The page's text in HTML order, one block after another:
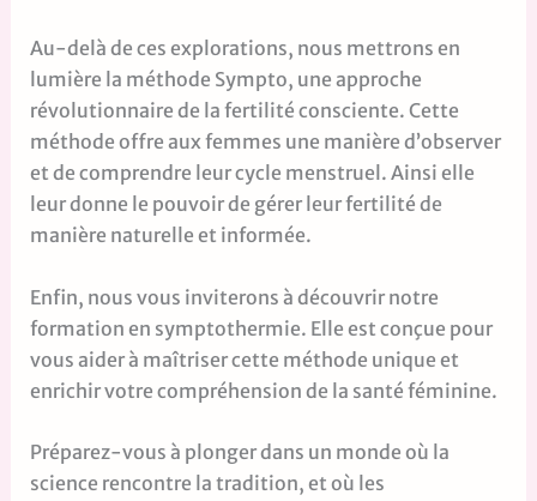
Au-delà de ces explorations, nous mettrons en
lumière la méthode Sympto, une approche
révolutionnaire de la fertilité consciente. Cette
méthode offre aux femmes une manière d’observer
et de comprendre leur cycle menstruel. Ainsi elle
leur donne le pouvoir de gérer leur fertilité de
manière naturelle et informée.
Enfin, nous vous inviterons à découvrir notre
formation en symptothermie. Elle est conçue pour
vous aider à maîtriser cette méthode unique et
enrichir votre compréhension de la santé féminine.
Préparez-vous à plonger dans un monde où la
science rencontre la tradition, et où les